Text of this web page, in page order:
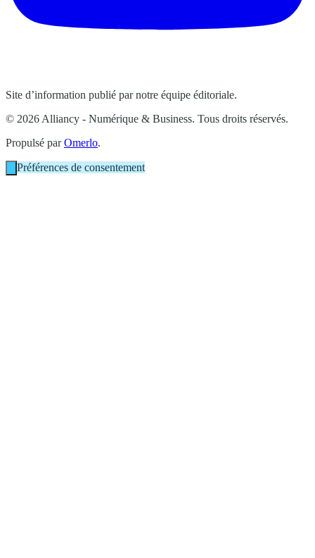
Site d’information publié par notre équipe éditoriale.
© 2026 Alliancy - Numérique & Business. Tous droits réservés.
Propulsé parOmerlo.
Préférences de consentement